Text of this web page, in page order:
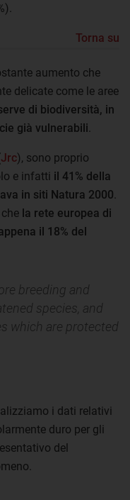
Torna su
aumento che
delicate come le aree
di biodiversità, in
già vulnerabili
Jrc), sono proprio
e infatti il 41% della
in siti Natura 2000
la rete europea di
il 18% del
breeding and
species, and
which are protected
i dati relativi
duro per gli
del